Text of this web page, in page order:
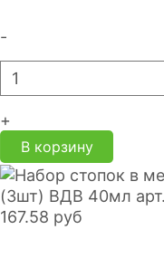
-
+
В корзину
(3шт) ВДВ 40мл
167.58 руб